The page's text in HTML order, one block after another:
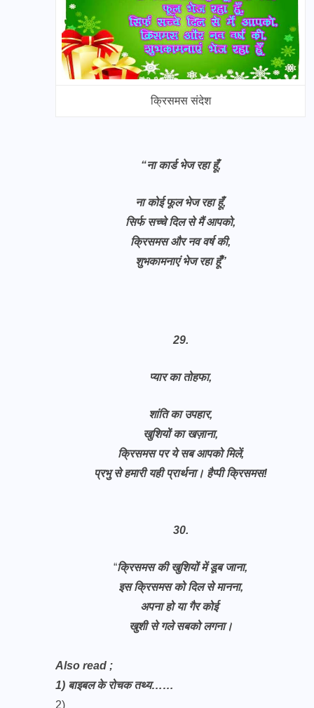
क्रिसमस संदेश
“ना कार्ड भेज रहा हूँ,
ना कोई फूल भेज रहा हूँ,
सिर्फ सच्चे दिल से मैं आपको,
क्रिसमस और नव वर्ष की,
शुभकामनाएं भेज रहा हूँ”
29.
प्यार का तोहफा,
शांति का उपहार,
खुशियों का खज़ाना,
क्रिसमस पर ये सब आपको मिलें,
प्रभु से हमारी यही प्रार्थना। हैप्पी क्रिसमस!
30.
“क्रिसमस की खुशियों में डूब जाना,
इस क्रिसमस को दिल से मानना,
अपना हो या गैर कोई
खुशी से गले सबको लगना।
Also read ;
1) बाइबल के रोचक तथ्य……
2)